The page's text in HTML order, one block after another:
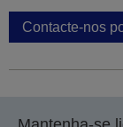
Contacte-nos